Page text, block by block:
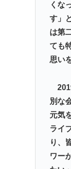
くな
す」
は第
ても
思い
別な
元気
ライ
り、
ワー